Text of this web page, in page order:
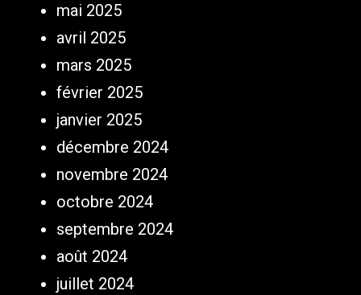
mai 2025
avril 2025
mars 2025
février 2025
janvier 2025
décembre 2024
novembre 2024
octobre 2024
septembre 2024
août 2024
juillet 2024